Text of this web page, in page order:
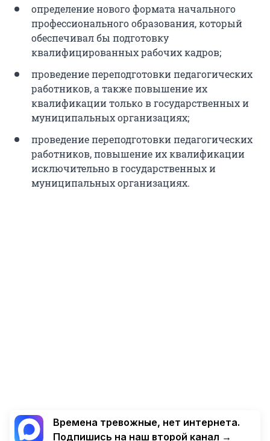
определение нового формата начального
профессионального образования, который
обеспечивал бы подготовку
квалифицированных рабочих кадров;
проведение переподготовки педагогических
работников, а также повышение их
квалификации только в государственных и
муниципальных организациях;
проведение переподготовки педагогических
работников, повышение их квалификации
исключительно в государственных и
муниципальных организациях.
Времена тревожные, нет интернета.
Подпишись на наш второй канал →